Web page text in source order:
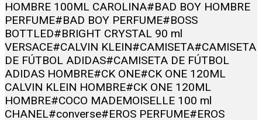
HOMBRE 100ML CAROLINA#BAD BOY HOMBRE
PERFUME#BAD BOY PERFUME#BOSS
BOTTLED#BRIGHT CRYSTAL 90 ml
VERSACE#CALVIN KLEIN#CAMISETA#CAMISETA
DE FÚTBOL ADIDAS#CAMISETA DE FÚTBOL
ADIDAS HOMBRE#CK ONE#CK ONE 120ML
CALVIN KLEIN HOMBRE#CK ONE 120ML
HOMBRE#COCO MADEMOISELLE 100 ml
CHANEL#converse#EROS PERFUME#EROS